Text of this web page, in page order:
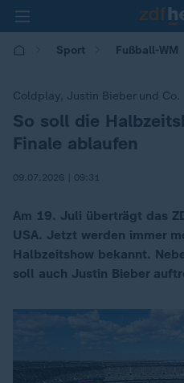
Sport Fußball-WM
Coldplay, Justin Bieber und Co.
:
So soll die
Finale ablaufen
09.07.2026 | 09:31
Am 19. Juli überträgt das
USA. Jetzt werden immer
Halbzeitshow bekannt.
soll auch Justin Bieber